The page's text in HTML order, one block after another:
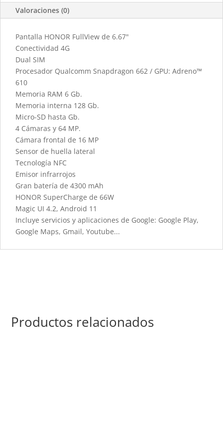
Valoraciones (0)
Pantalla HONOR FullView de 6.67"
Conectividad 4G
Dual SIM
Procesador Qualcomm Snapdragon 662 / GPU: Adreno™
610
Memoria RAM 6 Gb.
Memoria interna 128 Gb.
Micro-SD hasta Gb.
4 Cámaras y 64 MP.
Cámara frontal de 16 MP
Sensor de huella lateral
Tecnología NFC
Emisor infrarrojos
Gran batería de 4300 mAh
HONOR SuperCharge de 66W
Magic UI 4.2, Android 11
Incluye servicios y aplicaciones de Google: Google Play,
Google Maps, Gmail, Youtube...
Productos relacionados